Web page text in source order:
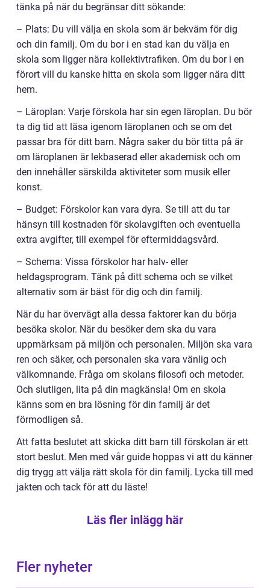
tänka på när du begränsar ditt sökande:
– Plats: Du vill välja en skola som är bekväm för dig
och din familj. Om du bor i en stad kan du välja en
skola som ligger nära kollektivtrafiken. Om du bor i en
förort vill du kanske hitta en skola som ligger nära ditt
hem.
– Läroplan: Varje förskola har sin egen läroplan. Du bör
ta dig tid att läsa igenom läroplanen och se om det
passar bra för ditt barn. Några saker du bör titta på är
om läroplanen är lekbaserad eller akademisk och om
den innehåller särskilda aktiviteter som musik eller
konst.
– Budget: Förskolor kan vara dyra. Se till att du tar
hänsyn till kostnaden för skolavgiften och eventuella
extra avgifter, till exempel för eftermiddagsvård.
– Schema: Vissa förskolor har halv- eller
heldagsprogram. Tänk på ditt schema och se vilket
alternativ som är bäst för dig och din familj.
När du har övervägt alla dessa faktorer kan du börja
besöka skolor. När du besöker dem ska du vara
uppmärksam på miljön och personalen. Miljön ska vara
ren och säker, och personalen ska vara vänlig och
välkomnande. Fråga om skolans filosofi och metoder.
Och slutligen, lita på din magkänsla! Om en skola
känns som en bra lösning för din familj är det
förmodligen så.
Att fatta beslutet att skicka ditt barn till förskolan är ett
stort beslut. Men med vår guide hoppas vi att du känner
dig trygg att välja rätt skola för din familj. Lycka till med
jakten och tack för att du läste!
Läs fler inlägg här
Fler nyheter